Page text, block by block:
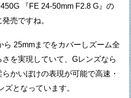
『FE 24-50mm F2.8 G』の
売ですね。
ら 25mmまでをカバーし ズーム全
を実現していて、 Gレンズなら
かいぼけの表現が可能で高速・
となっています。